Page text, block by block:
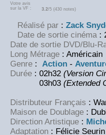
Votre avis
sur la VF :
3.2/5 (430 notes)
Réalisé par : Zack
Date de sortie cinéma :
Date de sortie DVD/Blu-
Long Métrage : Américain
Genre : Action -
Durée : 02h32 (Version
03h03 (Extended
Distributeur Français :
Maison de Doublage :
Direction Artistique :
Adaptation : Félicie